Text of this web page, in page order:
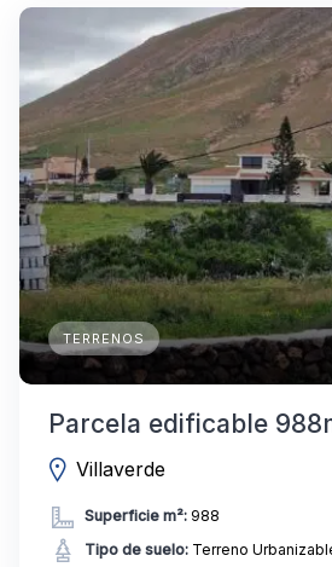
TERRENOS
Parcela edificable
Villaverde
Superficie m²: 988
Tipo de suelo: Terreno